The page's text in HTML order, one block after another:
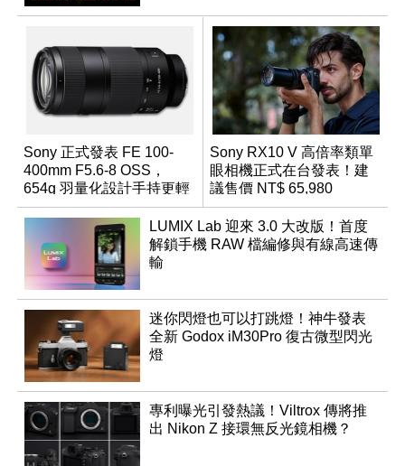
Sony 正式發表 FE 100-
400mm F5.6-8 OSS，
654g 羽量化設計手持更輕
鬆
Sony RX10 V 高倍率類單
眼相機正式在台發表！建
議售價 NT$ 65,980
LUMIX Lab 迎來 3.0 大改版！首度
解鎖手機 RAW 檔編修與有線高速傳
輸
迷你閃燈也可以打跳燈！神牛發表
全新 Godox iM30Pro 復古微型閃光
燈
專利曝光引發熱議！Viltrox 傳將推
出 Nikon Z 接環無反光鏡相機？